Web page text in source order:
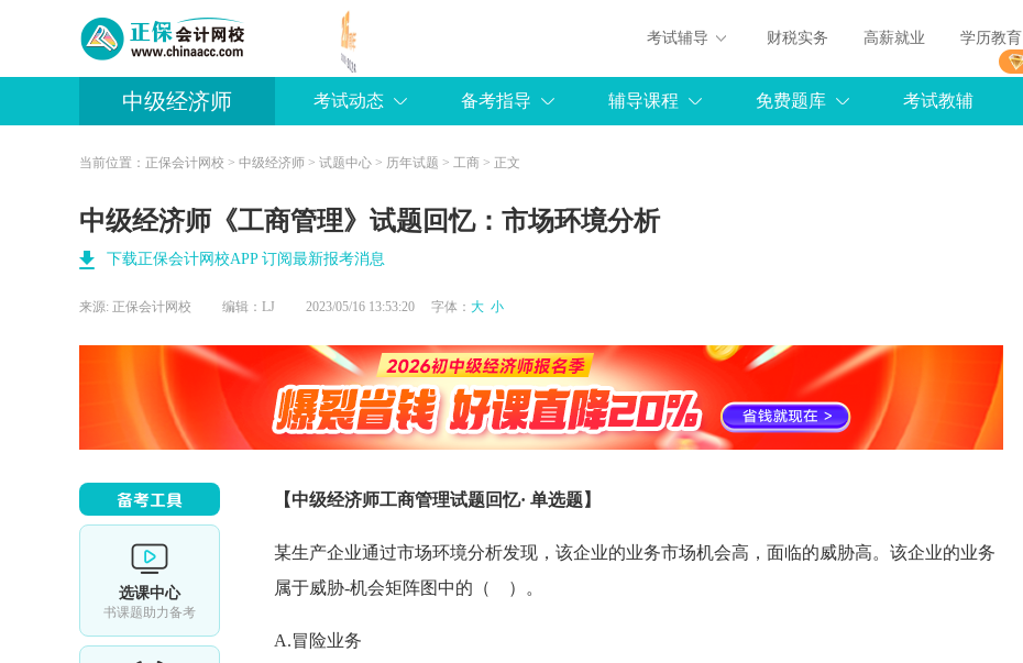
考试辅导 财税实务 高薪就业 学历教育
中级经济师 考试动态 备考指导 辅导课程 免费题库 考试教辅
当前位置： 正保会计网校 > 中级经济师 > 试题中心 > 历年试题 > 工商 > 正文
中级经济师《工商管理》试题回忆：市场环境分析
下载正保会计网校APP 订阅最新报考消息
来源: 正保会计网校 编辑：LJ 2023/05/16 13:53:20 字体： 大 小
选课中心
书课题助力备考
【中级经济师工商管理试题回忆· 单选题】
某生产企业通过市场环境分析发现，该企业的业务市场机会高，面临的威胁高。该企业的业务
属于威胁-机会矩阵图中的（ ）。
A.冒险业务